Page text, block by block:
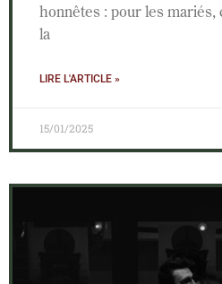
honnêtes : pour les mariés,
la
LIRE L'ARTICLE »
15/01/2025